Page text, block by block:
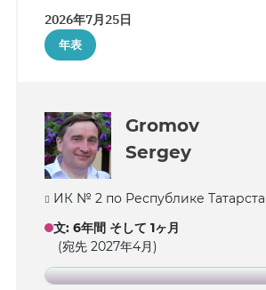
ん。また、散歩にも出られません
いて、信者はすでにコロニーの所
申し立てています。
2026年7月25日
年表
Gromov
Sergey
ИК № 2 по Республике
文: 6年間 そして 1ヶ月
(宛先 2027年4月)